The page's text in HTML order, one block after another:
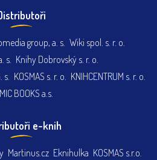
group, a. s. Wiki spol. s. r. o.
s. Knihy Dobrovský s. r. o.
s. KOSMAS s. r. o. KNIHCENTRUM s. r. o.
BOOKS a.s.
e-knih
Martinus.cz Eknihulka KOSMAS s.r.o.